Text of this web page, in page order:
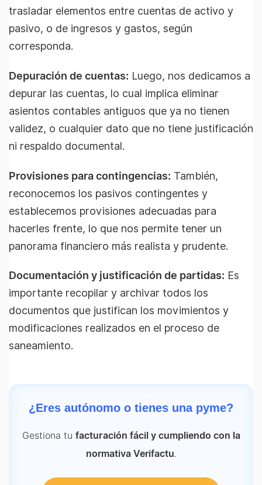
trasladar elementos entre cuentas de activo y
pasivo, o de ingresos y gastos, según
corresponda.
Depuración de cuentas: Luego, nos dedicamos a
depurar las cuentas, lo cual implica eliminar
asientos contables antiguos que ya no tienen
validez, o cualquier dato que no tiene justificación
ni respaldo documental.
Provisiones para contingencias: También,
reconocemos los pasivos contingentes y
establecemos provisiones adecuadas para
hacerles frente, lo que nos permite tener un
panorama financiero más realista y prudente.
Documentación y justificación de partidas: Es
importante recopilar y archivar todos los
documentos que justifican los movimientos y
modificaciones realizados en el proceso de
saneamiento.
¿Eres autónomo o tienes una pyme?
Gestiona tu facturación fácil y cumpliendo con la
normativa Verifactu.